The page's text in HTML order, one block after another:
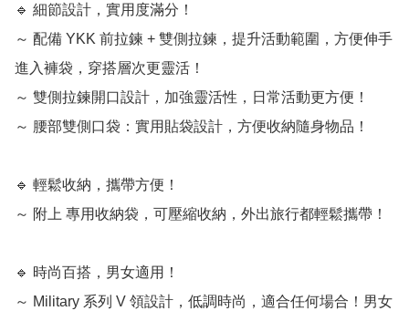
🔹 細節設計，實用度滿分！
～ 配備 YKK 前拉鍊 + 雙側拉鍊，提升活動範圍，方便伸手
進入褲袋，穿搭層次更靈活！
～ 雙側拉鍊開口設計，加強靈活性，日常活動更方便！
～ 腰部雙側口袋：實用貼袋設計，方便收納隨身物品！
🔹 輕鬆收納，攜帶方便！
～ 附上 專用收納袋，可壓縮收納，外出旅行都輕鬆攜帶！
🔹 時尚百搭，男女適用！
～ Military 系列 V 領設計，低調時尚，適合任何場合！男女